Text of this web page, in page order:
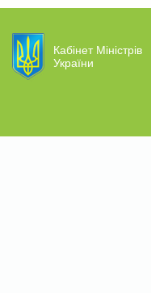
Кабінет Міністрів
України